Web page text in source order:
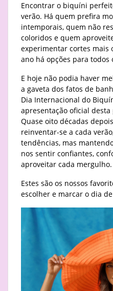
Encontrar o biquíni
verão. Há quem prefira
intemporais, quem não
coloridos e quem
experimentar cortes mais
ano há opções para todos
E hoje não podia haver
a gaveta dos fatos de
Dia Internacional do
apresentação oficial desta
Quase oito décadas
reinventar-se a cada
tendências, mas
nos sentir confiantes,
aproveitar cada mergulho.
Estes são os nossos
escolher e marcar o dia